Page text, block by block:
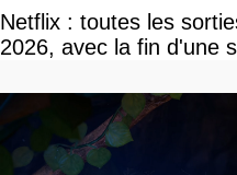
Netflix : toutes les
2026, avec la fin d'une